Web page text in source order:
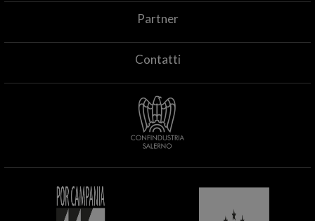
Partner
Contatti